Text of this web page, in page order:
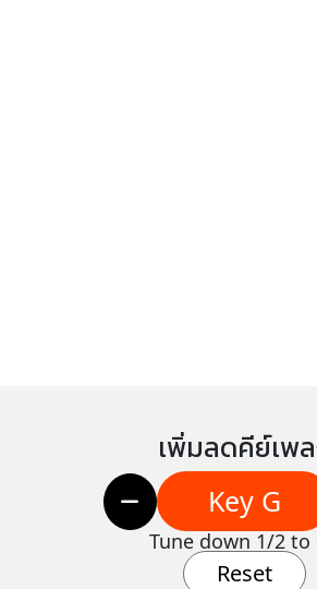
เพิ่มลดคีย์เพ
Key G
Tune down 1/2 to
Reset